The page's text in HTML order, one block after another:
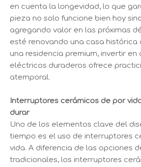
en cuenta la longevidad, lo que
pieza no solo funcione bien hoy
agregando valor en las próximas
esté renovando una casa histórica
una residencia premium, invertir en
eléctricos duraderos ofrece
atemporal.
Interruptores cerámicos de por
durar
Uno de los elementos clave del
tiempo es el uso de interruptores
vida. A diferencia de las opciones
tradicionales, los interruptores